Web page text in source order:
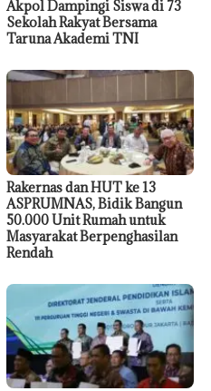
Akpol Dampingi Siswa di 73
Sekolah Rakyat Bersama
Taruna Akademi TNI
Rakernas dan HUT ke 13
ASPRUMNAS, Bidik Bangun
50.000 Unit Rumah untuk
Masyarakat Berpenghasilan
Rendah